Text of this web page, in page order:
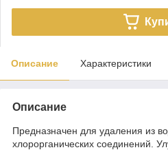
Описание Характеристики
Описание
Предназначен для удаления из
хлорорганических соединений.